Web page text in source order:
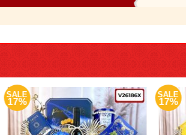
SALE
17%
SALE
17%